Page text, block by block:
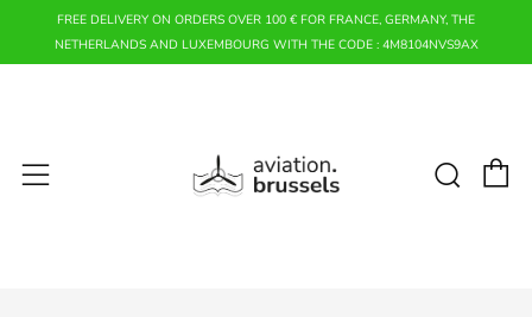
FREE DELIVERY ON ORDERS OVER 100 € FOR FRANCE, GERMANY, THE
NETHERLANDS AND LUXEMBOURG WITH THE CODE : 4M8104NVS9AX
Menu